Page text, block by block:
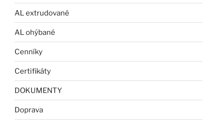
AL extrudované
AL ohýbané
Cenníky
Certifikáty
DOKUMENTY
Doprava